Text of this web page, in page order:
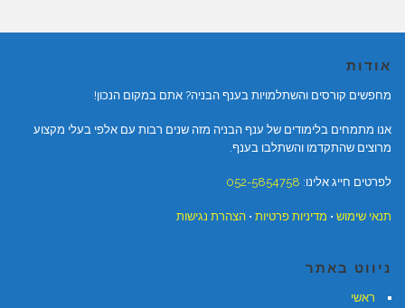
אודות
מחפשים קורסים והשתלמויות בענף הבניה? אתם במקום הנכון!
אנו מתמחים בלימודים של ענף הבניה מזה שנים רבות עם אלפי בעלי מקצוע
מרוצים שהתקדמו והשתלבו בענף.
לפרטים חייג אלינו: 052-5854758
תנאי שימוש • מדיניות פרטיות • הצהרת נגישות
ניווט באתר
ראשי